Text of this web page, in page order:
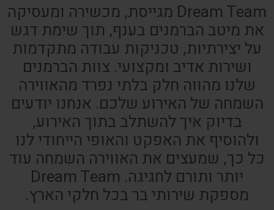
Dream Team מגייסת, מכשירה ומעסיקה
את מיטב הברמנים בענף, תוך שימת דגש
על יצירתיות, טכניקות עבודה מתקדמות
ושירות אדיב ומקצועי. צוות הברמנים
שלנו מהווה חלק בלתי נפרד מהאווירה
השמחה של האירוע שלכם. אנחנו יודעים
בדיוק איך להשתלב בתוך האירוע,
ולהוסיף את האפקט והאופי הייחודי לנו
כל כך, שמעצים את האווירה השמחה עוד
יותר ותורם לחגיגה. Dream Team
מספקת שירותי בר בכל חלקי הארץ.